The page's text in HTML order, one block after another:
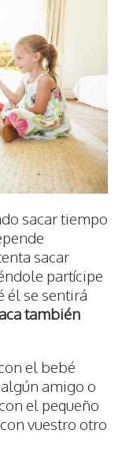
sacar tiempo
sacar
partícipe
él se sentirá
también
el bebé
amigo o
el pequeño
vuestro otro